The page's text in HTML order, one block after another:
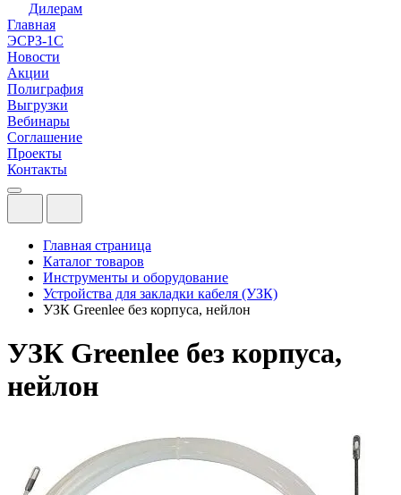
Дилерам
Главная
ЭСРЗ-1С
Новости
Акции
Полиграфия
Выгрузки
Вебинары
Соглашение
Проекты
Контакты
Главная страница
Каталог товаров
Инструменты и оборудование
Устройства для закладки кабеля (УЗК)
УЗК Greenlee без корпуса, нейлон
УЗК Greenlee без корпуса,
нейлон